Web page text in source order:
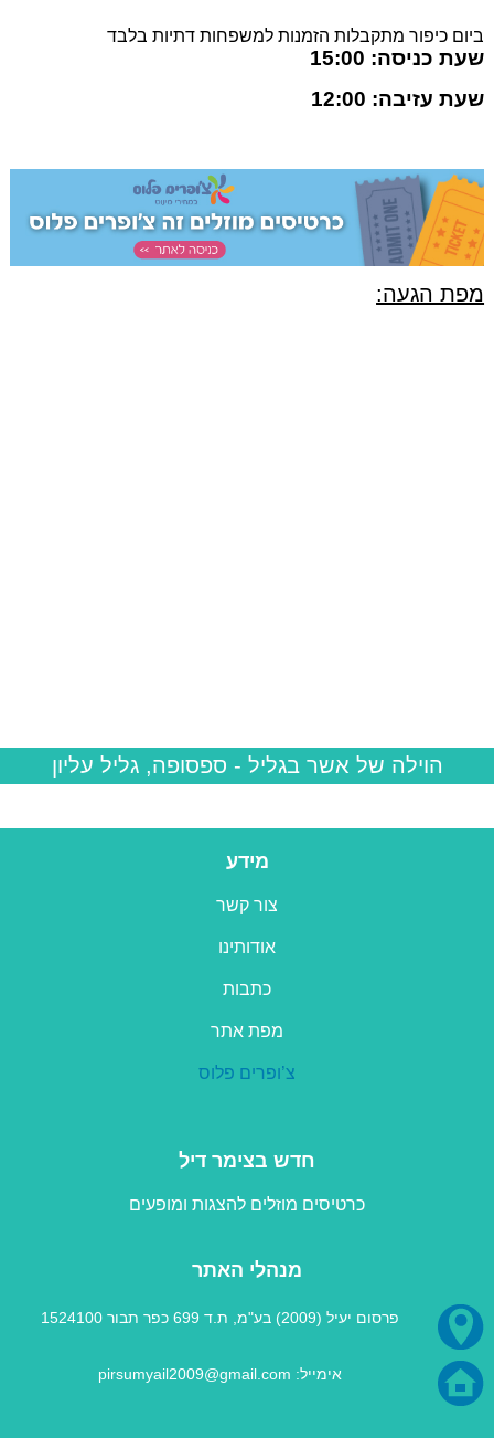
ביום כיפור מתקבלות הזמנות למשפחות דתיות בלבד
שעת כניסה: 15:00
שעת עזיבה: 12:00
מפת הגעה:
הוילה של אשר בגליל - ספסופה, גליל עליון
מידע
צור קשר
אודותינו
כתבות
מפת אתר
צ’ופרים פלוס
חדש בצימר דיל
כרטיסים מוזלים להצגות ומופעים
מנהלי האתר
פרסום יעיל (2009) בע"מ, ת.ד 699 כפר תבור 1524100
אימייל: pirsumyail2009@gmail.com